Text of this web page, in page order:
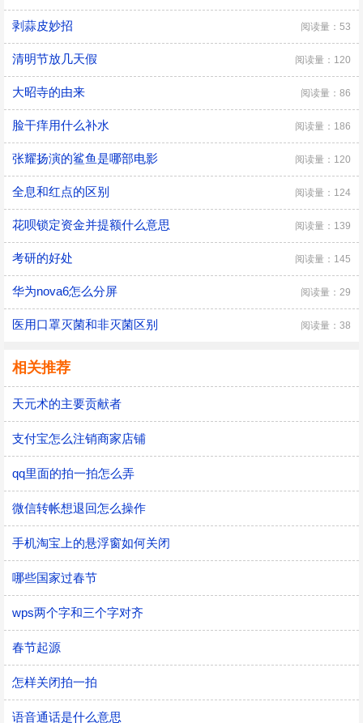
剥蒜皮妙招 阅读量：53
清明节放几天假 阅读量：120
大昭寺的由来 阅读量：86
脸干痒用什么补水 阅读量：186
张耀扬演的鲨鱼是哪部电影 阅读量：120
全息和红点的区别 阅读量：124
花呗锁定资金并提额什么意思 阅读量：139
考研的好处 阅读量：145
华为nova6怎么分屏 阅读量：29
医用口罩灭菌和非灭菌区别 阅读量：38
相关推荐
天元术的主要贡献者
支付宝怎么注销商家店铺
qq里面的拍一拍怎么弄
微信转帐想退回怎么操作
手机淘宝上的悬浮窗如何关闭
哪些国家过春节
wps两个字和三个字对齐
春节起源
怎样关闭拍一拍
语音通话是什么意思